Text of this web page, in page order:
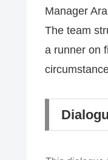
Manager
The team
a runner on